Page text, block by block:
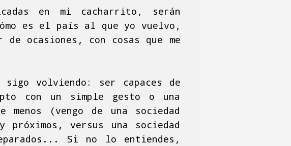
en mi cacharrito, serán
es el país al que yo vuelvo,
ocasiones, con cosas que me
sigo volviendo: ser capaces de
con un simple gesto o una
(vengo de una sociedad
versus una sociedad
Si no lo entiendes,